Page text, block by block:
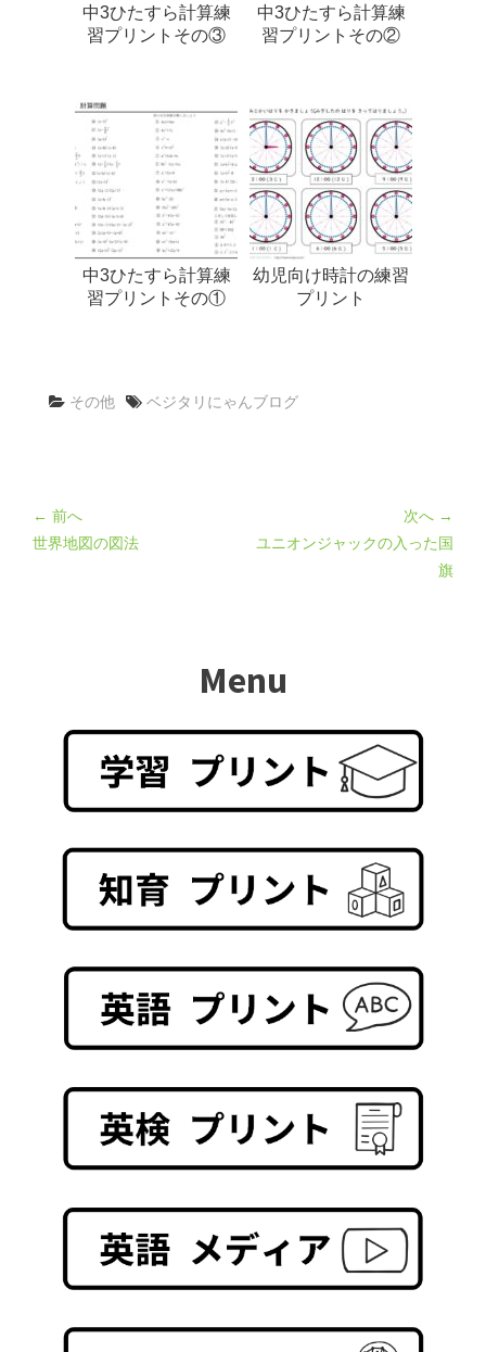
中3ひたすら計算練
習プリントその③
中3ひたすら計算練
習プリントその②
中3ひたすら計算練
習プリントその①
幼児向け時計の練習
プリント
その他 ベジタリにゃんブログ
← 前へ
世界地図の図法
次へ →
ユニオンジャックの入った国
旗
Menu